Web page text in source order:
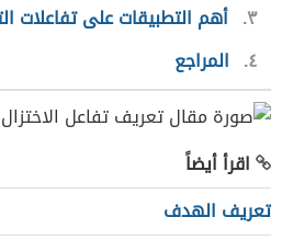
٣ أهم التطبيقات على تفاعلات
٤
المراجع
اقرأ أيضاً
تعريف الهدف